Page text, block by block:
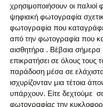
χρησιμοποιήσουν οι
ψηφιακή φωτογραφία
φωτογραφία που
από την φωτογραφία που
αισθητήρα . Βέβαια
επικρατήσει σε όλους τους
παράδοση μέσα σε ελάχιστα
ισχυρίζονταν μια τέτοια
υπάρχουν. Είτε δεχτούμε
φωτογραφίας την